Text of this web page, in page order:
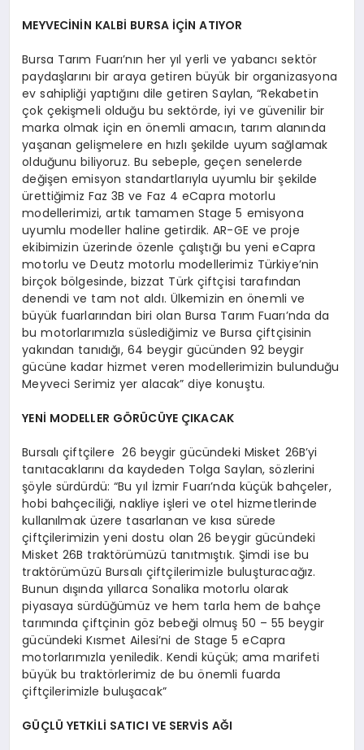
MEYVECİNİN KALBİ BURSA İÇİN ATIYOR
Bursa Tarım Fuarı’nın her yıl yerli ve yabancı sektör
paydaşlarını bir araya getiren büyük bir organizasyona
ev sahipliği yaptığını dile getiren Saylan, “Rekabetin
çok çekişmeli olduğu bu sektörde, iyi ve güvenilir bir
marka olmak için en önemli amacın, tarım alanında
yaşanan gelişmelere en hızlı şekilde uyum sağlamak
olduğunu biliyoruz. Bu sebeple, geçen senelerde
değişen emisyon standartlarıyla uyumlu bir şekilde
ürettiğimiz Faz 3B ve Faz 4 eCapra motorlu
modellerimizi, artık tamamen Stage 5 emisyona
uyumlu modeller haline getirdik. AR-GE ve proje
ekibimizin üzerinde özenle çalıştığı bu yeni eCapra
motorlu ve Deutz motorlu modellerimiz Türkiye’nin
birçok bölgesinde, bizzat Türk çiftçisi tarafından
denendi ve tam not aldı. Ülkemizin en önemli ve
büyük fuarlarından biri olan Bursa Tarım Fuarı’nda da
bu motorlarımızla süslediğimiz ve Bursa çiftçisinin
yakından tanıdığı, 64 beygir gücünden 92 beygir
gücüne kadar hizmet veren modellerimizin bulunduğu
Meyveci Serimiz yer alacak” diye konuştu.
YENİ MODELLER GÖRÜCÜYE ÇIKACAK
Bursalı çiftçilere 26 beygir gücündeki Misket 26B’yi
tanıtacaklarını da kaydeden Tolga Saylan, sözlerini
şöyle sürdürdü: “Bu yıl İzmir Fuarı’nda küçük bahçeler,
hobi bahçeciliği, nakliye işleri ve otel hizmetlerinde
kullanılmak üzere tasarlanan ve kısa sürede
çiftçilerimizin yeni dostu olan 26 beygir gücündeki
Misket 26B traktörümüzü tanıtmıştık. Şimdi ise bu
traktörümüzü Bursalı çiftçilerimizle buluşturacağız.
Bunun dışında yıllarca Sonalika motorlu olarak
piyasaya sürdüğümüz ve hem tarla hem de bahçe
tarımında çiftçinin göz bebeği olmuş 50 – 55 beygir
gücündeki Kısmet Ailesi’ni de Stage 5 eCapra
motorlarımızla yeniledik. Kendi küçük; ama marifeti
büyük bu traktörlerimiz de bu önemli fuarda
çiftçilerimizle buluşacak”
GÜÇLÜ YETKİLİ SATICI VE SERVİS AĞI